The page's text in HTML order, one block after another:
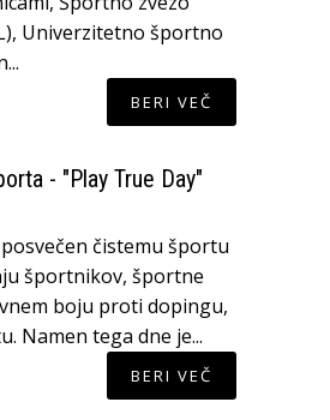
Univerzitetno športno
BERI VEČ
- "Play True Day"
čistemu športu
športnikov, športne
boju proti dopingu,
Namen tega dne je...
BERI VEČ